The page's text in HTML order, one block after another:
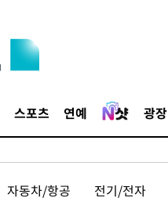
스포츠 연예 광장
자동차/항공 전기/전자